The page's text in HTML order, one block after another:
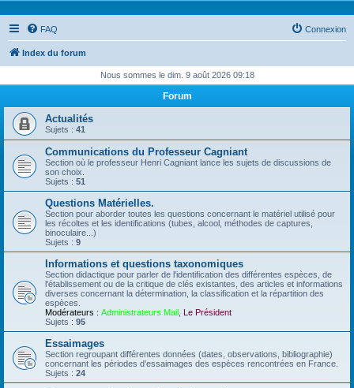
FAQ Connexion
Index du forum
Nous sommes le dim. 9 août 2026 09:18
Forum
Actualités
Sujets : 41
Communications du Professeur Cagniant
Section où le professeur Henri Cagniant lance les sujets de discussions de
son choix.
Sujets : 51
Questions Matérielles.
Section pour aborder toutes les questions concernant le matériel utilisé pour
les récoltes et les identifications (tubes, alcool, méthodes de captures,
binoculaire...)
Sujets : 9
Informations et questions taxonomiques
Section didactique pour parler de l'identification des différentes espèces, de
l'établissement ou de la critique de clés existantes, des articles et informations
diverses concernant la détermination, la classification et la répartition des
espèces.
Modérateurs : Administrateurs Mail Le Président
Sujets : 95
Essaimages
Section regroupant différentes données (dates, observations, bibliographie)
concernant les périodes d’essaimages des espèces rencontrées en France.
Sujets : 24